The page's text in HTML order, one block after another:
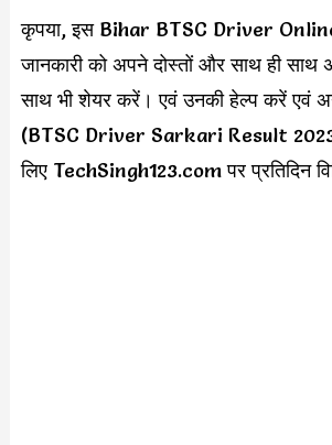
कृपया, इस Bihar BTSC Driver
जानकारी को अपने दोस्तों और साथ ही साथ
साथ भी शेयर करें। एवं उनकी हेल्प करें एवं
(BTSC Driver Sarkari Result
लिए TechSingh123.com पर प्रतिदिन